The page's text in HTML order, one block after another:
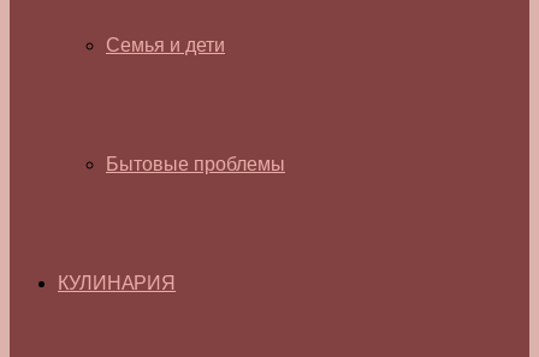
Семья и дети
Бытовые проблемы
КУЛИНАРИЯ